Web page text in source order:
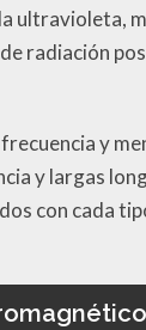
ultravioleta,
radiación
y
y largas
con cada